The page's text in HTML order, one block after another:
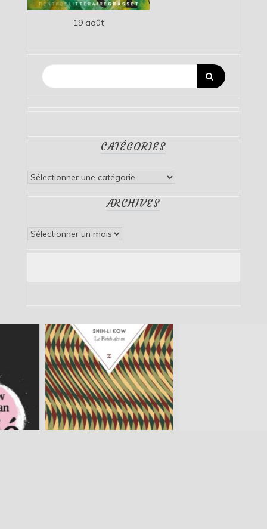
19 août
CATÉGORIES
Catégories
ARCHIVES
Archives